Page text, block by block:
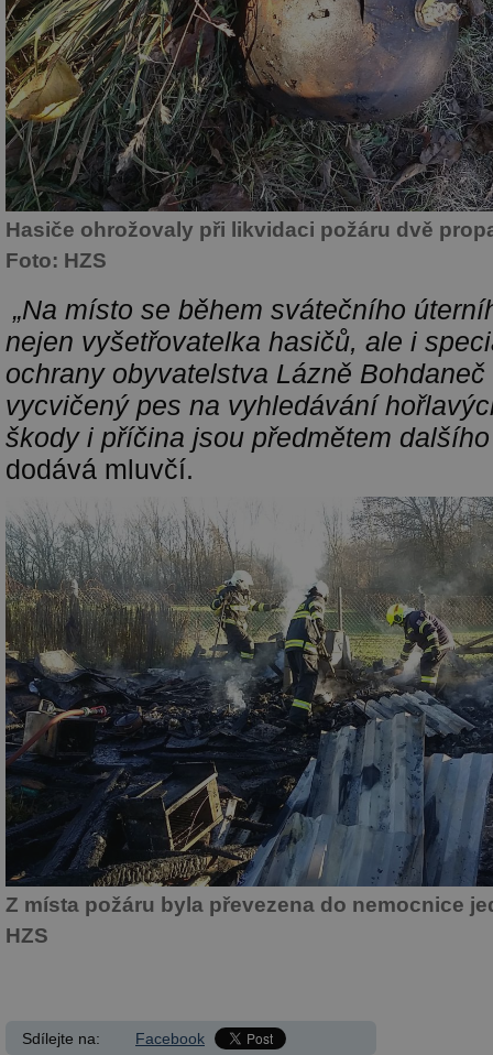
Hasiče ohrožovaly při likvidaci požáru dvě
Foto: HZS
„Na místo se během svátečního
nejen vyšetřovatelka hasičů, ale i
ochrany obyvatelstva Lázně
vycvičený pes na vyhledávání
škody i příčina jsou předmětem
dodává mluvčí.
Z místa požáru byla převezena do nemocnice
HZS
Sdílejte na: Facebook